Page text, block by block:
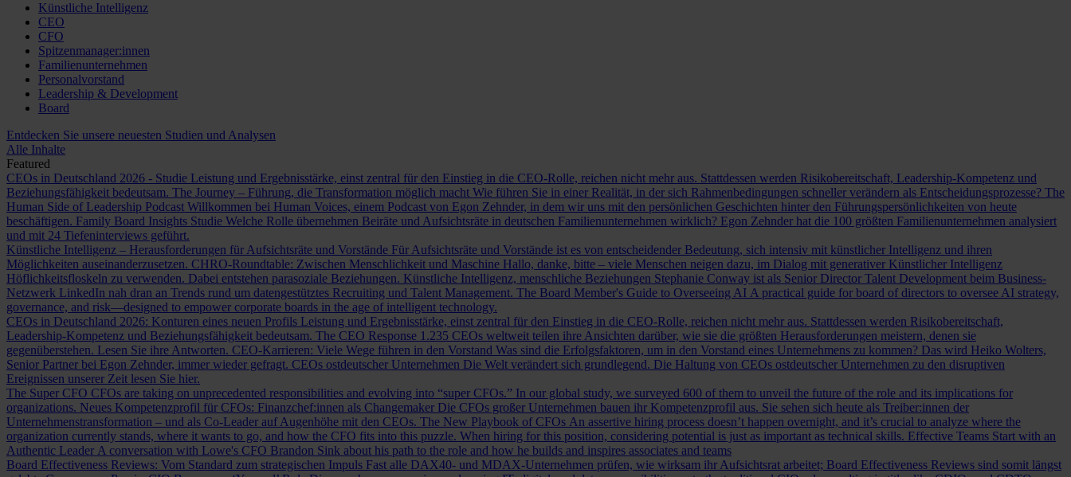
Künstliche Intelligenz
CEO
CFO
Spitzenmanager:innen
Familienunternehmen
Personalvorstand
Leadership & Development
Board
Entdecken Sie unsere neuesten Studien und Analysen
Alle Inhalte
Featured
CEOs in Deutschland 2026 - Studie Leistung und Ergebnisstärke, einst zentral für den Einstieg in die CEO-Rolle, reichen nicht mehr aus. Stattdessen werden Risikobereitschaft, Leadership-Kompetenz und
Beziehungsfähigkeit bedeutsam. The Journey – Führung, die Transformation möglich macht Wie führen Sie in einer Realität, in der sich Rahmenbedingungen schneller verändern als Entscheidungsprozesse? The
Human Side of Leadership Podcast Willkommen bei Human Voices, einem Podcast von Egon Zehnder, in dem wir uns mit den persönlichen Geschichten hinter den Führungspersönlichkeiten von heute
beschäftigen. Family Board Insights Studie Welche Rolle übernehmen Beiräte und Aufsichtsräte in deutschen Familienunternehmen wirklich? Egon Zehnder hat die 100 größten Familienunternehmen analysiert
und mit 24 Tiefeninterviews geführt.
Künstliche Intelligenz – Herausforderungen für Aufsichtsräte und Vorstände Für Aufsichtsräte und Vorstände ist es von entscheidender Bedeutung, sich intensiv mit künstlicher Intelligenz und ihren
Möglichkeiten auseinanderzusetzen. CHRO-Roundtable: Zwischen Menschlichkeit und Maschine Hallo, danke, bitte – viele Menschen neigen dazu, im Dialog mit generativer Künstlicher Intelligenz
Höflichkeitsfloskeln zu verwenden. Dabei entstehen parasoziale Beziehungen. Künstliche Intelligenz, menschliche Beziehungen Stephanie Conway ist als Senior Director Talent Development beim Business-
Netzwerk LinkedIn nah dran an Trends rund um datengestütztes Recruiting und Talent Management. The Board Member's Guide to Overseeing AI A practical guide for board of directors to oversee AI strategy,
governance, and risk—designed to empower corporate boards in the age of intelligent technology.
CEOs in Deutschland 2026: Konturen eines neuen Profils Leistung und Ergebnisstärke, einst zentral für den Einstieg in die CEO-Rolle, reichen nicht mehr aus. Stattdessen werden Risikobereitschaft,
Leadership-Kompetenz und Beziehungsfähigkeit bedeutsam. The CEO Response 1.235 CEOs weltweit teilen ihre Ansichten darüber, wie sie die größten Herausforderungen meistern, denen sie
gegenüberstehen. Lesen Sie ihre Antworten. CEO-Karrieren: Viele Wege führen in den Vorstand Was sind die Erfolgsfaktoren, um in den Vorstand eines Unternehmens zu kommen? Das wird Heiko Wolters,
Senior Partner bei Egon Zehnder, immer wieder gefragt. CEOs ostdeutscher Unternehmen Die Welt verändert sich grundlegend. Die Haltung von CEOs ostdeutscher Unternehmen zu den disruptiven
Ereignissen unserer Zeit lesen Sie hier.
The Super CFO CFOs are taking on unprecedented responsibilities and evolving into “super CFOs.” In our global study, we surveyed 600 of them to unveil the future of the role and its implications for
organizations. Neues Kompetenzprofil für CFOs: Finanzchef:innen als Changemaker Die CFOs großer Unternehmen bauen ihr Kompetenzprofil aus. Sie sehen sich heute als Treiber:innen der
Unternehmenstransformation – und als Co-Leader auf Augenhöhe mit den CEOs. The New Playbook of CFOs An assertive hiring process doesn’t happen overnight, and it’s crucial to analyze where the
organization currently stands, where it wants to go, and how the CFO fits into this puzzle. When hiring for this position, considering potential is just as important as technical skills. Effective Teams Start with an
Authentic Leader A conversation with Lowe's CFO Brandon Sink about his path to the role and how he builds and inspires associates and teams
Board Effectiveness Reviews: Vom Standard zum strategischen Impuls Fast alle DAX40- und MDAX-Unternehmen prüfen, wie wirksam ihr Aufsichtsrat arbeitet; Board Effectiveness Reviews sind somit längst